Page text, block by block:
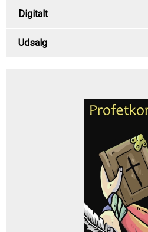
Digitalt
Udsalg